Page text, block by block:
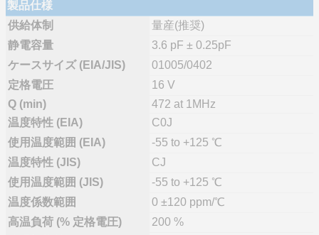
製品仕様
供給体制
量産(推奨)
静電容量
3.6 pF ± 0.25pF
ケースサイズ (EIA/JIS)
01005/0402
定格電圧
16 V
Q (min)
472 at 1MHz
温度特性 (EIA)
C0J
使用温度範囲 (EIA)
-55 to +125 ℃
温度特性 (JIS)
CJ
使用温度範囲 (JIS)
-55 to +125 ℃
温度係数範囲
0 ±120 ppm/℃
高温負荷 (% 定格電圧)
200 %